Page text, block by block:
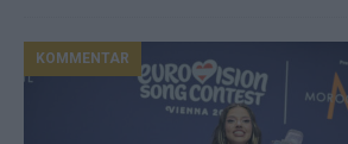
KOMMENTAR